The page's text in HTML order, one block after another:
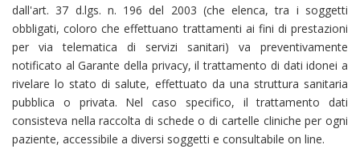
dall'art. 37 d.lgs. n. 196 del 2003 (che elenca, tra i soggetti
obbligati, coloro che effettuano trattamenti ai fini di prestazioni
per via telematica di servizi sanitari) va preventivamente
notificato al Garante della privacy, il trattamento di dati idonei a
rivelare lo stato di salute, effettuato da una struttura sanitaria
pubblica o privata. Nel caso specifico, il trattamento dati
consisteva nella raccolta di schede o di cartelle cliniche per ogni
paziente, accessibile a diversi soggetti e consultabile on line.